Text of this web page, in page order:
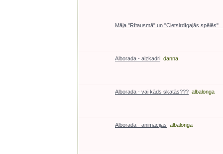
Māja "Rītausmā" un "Cietsirdīgajās spēlēs"...
Alborada - aizkadri danna
Alborada - vai kāds skatās??? albalonga
Alborada - animācijas albalonga